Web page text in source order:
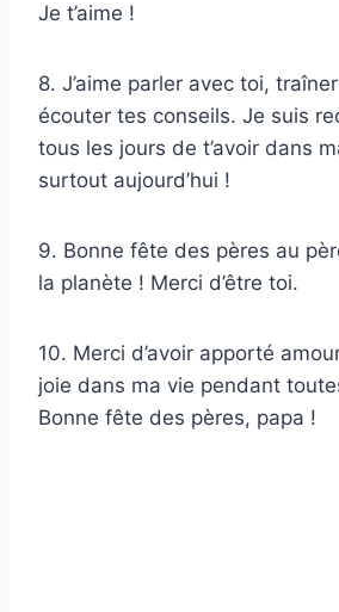
Je t’aime !
8. J’aime parler avec toi,
écouter tes conseils. Je suis
tous les jours de t’avoir dans
surtout aujourd’hui !
9. Bonne fête des pères au
la planète ! Merci d’être toi.
10. Merci d’avoir apporté
joie dans ma vie pendant
Bonne fête des pères, papa !